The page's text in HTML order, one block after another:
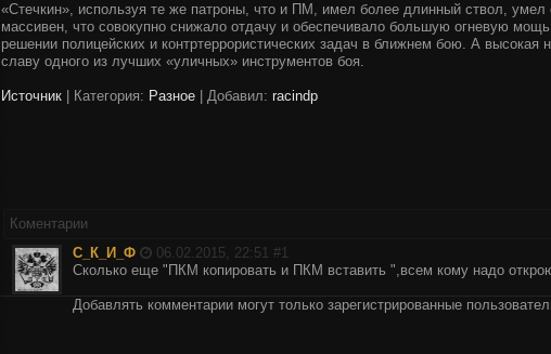
«Стечкин», используя те же патроны, что и ПМ, имел более длинный ствол,
массивен, что совокупно снижало отдачу и обеспечивало большую огневую
решении полицейских и контртеррористических задач в ближнем бою. А высокая
славу одного из лучших «уличных» инструментов боя.
Источник Категория: Разное | Добавил: racindp
Коментарии
С_К_И_Ф
06.02.2015, 22:51 #1
Сколько еще "ПКМ копировать и ПКМ вставить ",всем кому надо
Добавлять комментарии могут только зарегистрированные